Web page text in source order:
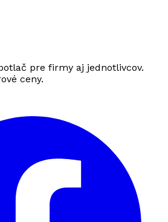
pre firmy aj jednotlivcov.
ceny.